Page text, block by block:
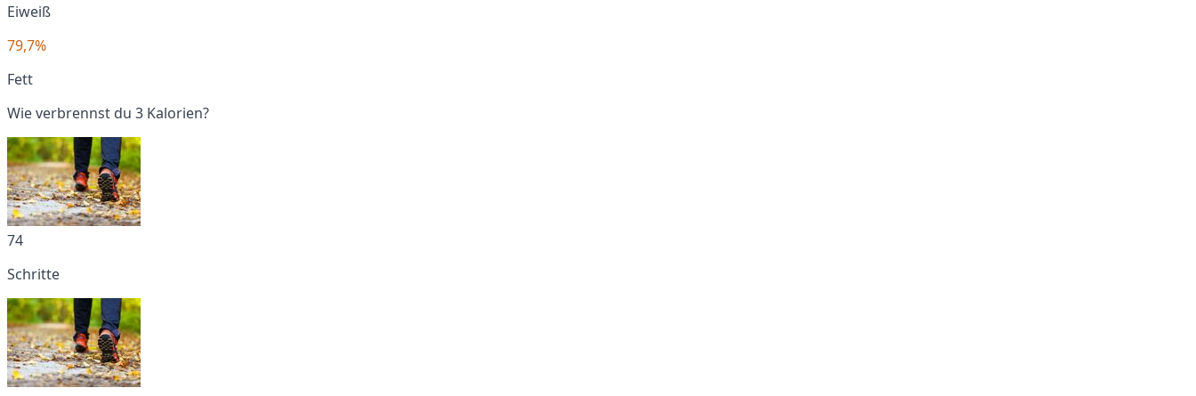
Eiweiß
79,7%
Fett
Wie verbrennst du 3 Kalorien?
74
Schritte